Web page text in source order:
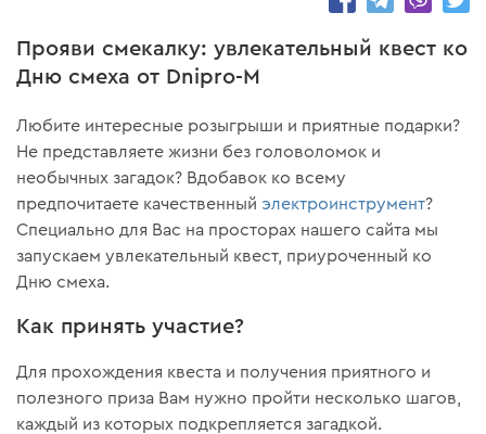
Прояви смекалку: увлекательный квест ко
Дню смеха от Dnipro-M
Любите интересные розыгрыши и приятные подарки?
Не представляете жизни без головоломок и
необычных загадок? Вдобавок ко всему
предпочитаете качественный электроинструмент?
Специально для Вас на просторах нашего сайта мы
запускаем увлекательный квест, приуроченный ко
Дню смеха.
Как принять участие?
Для прохождения квеста и получения приятного и
полезного приза Вам нужно пройти несколько шагов,
каждый из которых подкрепляется загадкой.